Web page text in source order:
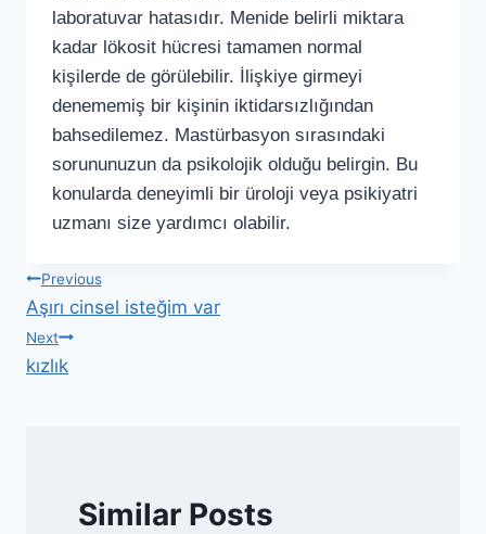
laboratuvar hatasıdır. Menide belirli miktara
kadar lökosit hücresi tamamen normal
kişilerde de görülebilir. İlişkiye girmeyi
denememiş bir kişinin iktidarsızlığından
bahsedilemez. Mastürbasyon sırasındaki
sorununuzun da psikolojik olduğu belirgin. Bu
konularda deneyimli bir üroloji veya psikiyatri
uzmanı size yardımcı olabilir.
Previous
Aşırı cinsel isteğim var
Next
kızlık
Similar Posts